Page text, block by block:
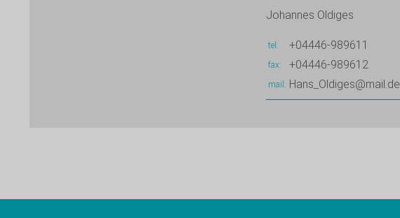
Johannes Oldiges
tel +04446-989611
fax +04446-989612
mail Hans_Oldiges@mail.de